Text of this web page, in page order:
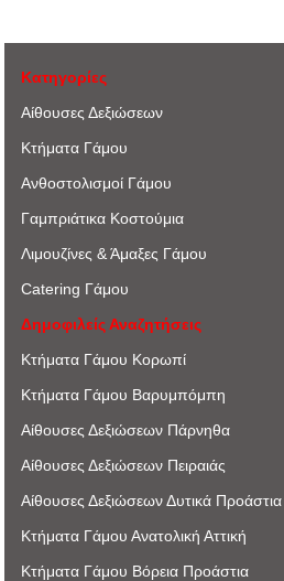
Κατηγορίες
Αίθουσες Δεξιώσεων
Κτήματα Γάμου
Ανθοστολισμοί Γάμου
Γαμπριάτικα Κοστούμια
Λιμουζίνες & Άμαξες Γάμου
Catering Γάμου
Δημοφιλείς Αναζητήσεις
Κτήματα Γάμου Κορωπί
Κτήματα Γάμου Βαρυμπόμπη
Αίθουσες Δεξιώσεων Πάρνηθα
Αίθουσες Δεξιώσεων Πειραιάς
Αίθουσες Δεξιώσεων Δυτικά Προάστια
Κτήματα Γάμου Ανατολική Αττική
Κτήματα Γάμου Βόρεια Προάστια